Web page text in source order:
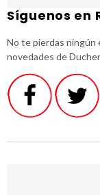
Síguenos en
No te pierdas ningún
novedades de